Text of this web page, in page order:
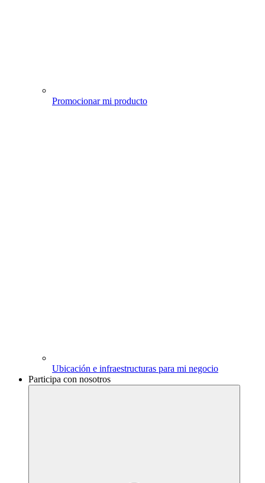
Promocionar mi producto
Ubicación e infraestructuras para mi negocio
Participa con nosotros